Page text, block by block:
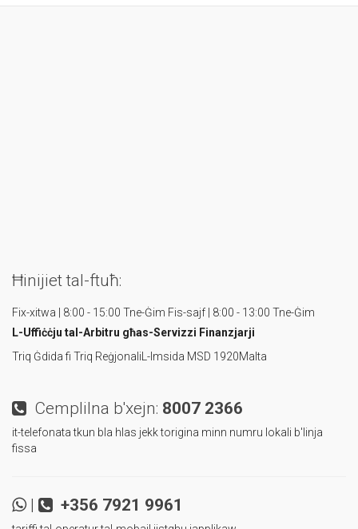
Ħinijiet tal-ftuħ:
Fix-xitwa | 8:00 - 15:00 Tne-Ġim Fis-sajf | 8:00 - 13:00 Tne-Ġim
L-Uffiċċju tal-Arbitru għas-Servizzi Finanzjarji
Triq Ġdida fi Triq Reġjonali L-Imsida MSD 1920Malta
Cemplilna b'xejn: 8007 2366
it-telefonata tkun bla hlas jekk torigina minn numru lokali b'linja
fissa
| +356 7921 9961